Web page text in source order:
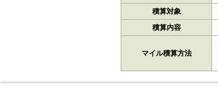
積算対象
積算内容
マイル積算方法